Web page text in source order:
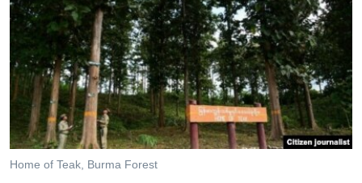
ကြည့်
ပင်မ
အ
ညွန်း
စာမျက်နှာ
အမေရိကန်သုံးအီဒီယံ
မကြေးမုံရဲ့ အင်္ဂလိပ်စာ
ရုပ်ရှင်ထဲက အင်္ဂလိပ်စာ
သုတပဒေသာ အင်္ဂလိပ်စာ
အပတ်စဉ်ကဏ္ဍများ
ရေဒီယို
တီဗွီ
ရေဒီယိုနှင့်ရုပ်သံ အချက်အလက်များ
ရေဒီယို/တီဗွီအစီအစဉ်
Learning English
Home of Teak, Burma Forest